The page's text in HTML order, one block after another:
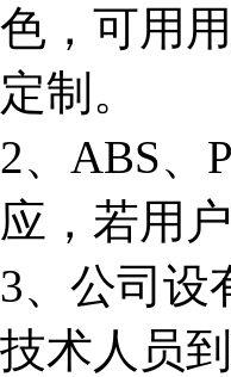
色，可用
定制。
2、ABS、
应，若用
3、公司设
技术人员